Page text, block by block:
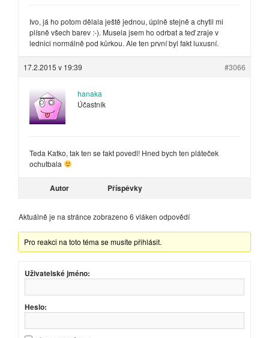
Ivo, já ho potom dělala ještě jednou, úplně stejně a chytil mi
plísně všech barev :-). Musela jsem ho odrbat a teď zraje v
lednici normálně pod kůrkou. Ale ten první byl fakt luxusní.
17.2.2015 v 19:39 #3066
hanaka
Účastník
Teda Katko, tak ten se fakt povedl! Hned bych ten pláteček
ochutbala
Autor Příspěvky
Aktuálně je na stránce zobrazeno 6 vláken odpovědí
Pro reakci na toto téma se musíte přihlásit.
Uživatelské jméno:
Heslo: